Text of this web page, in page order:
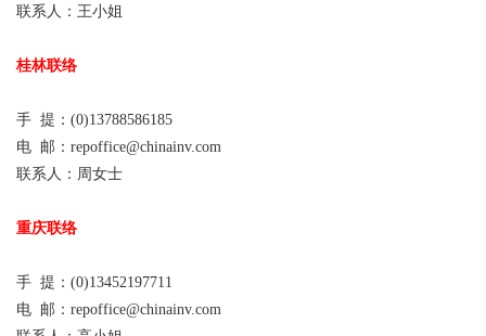
联系人：王小姐
桂林联络
手 提：(0)13788586185
电 邮：repoffice@chinainv.com
联系人：周女士
重庆联络
手 提：(0)13452197711
电 邮：repoffice@chinainv.com